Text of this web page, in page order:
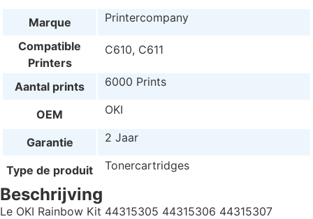
Marque Printercompany
Compatible
Printers
C610, C611
Aantal prints 6000 Prints
OEM OKI
Garantie 2 Jaar
Type de produit Tonercartridges
Beschrijving
Le OKI Rainbow Kit 44315305 44315306 44315307